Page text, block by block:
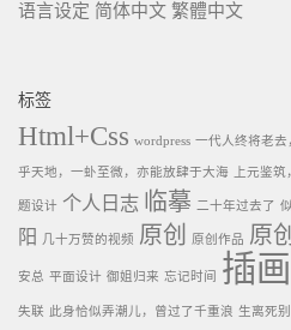
语言设定 简体中文 繁體中文
标签
Html+Css wordpress 一代人终将老去
乎天地，一虲至微，亦能放肆于大海 上元鉴
题设计 个人日志 临摹 二十年过去了
阳
几十万赞的视频 原创 原创作品 原
安总 平面设计 御姐归来 忘记时间 插画
失联 此身恰似弄潮儿，曾过了千重浪 生离死别